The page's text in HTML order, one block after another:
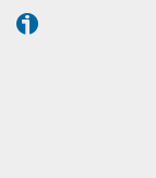
Tiktok